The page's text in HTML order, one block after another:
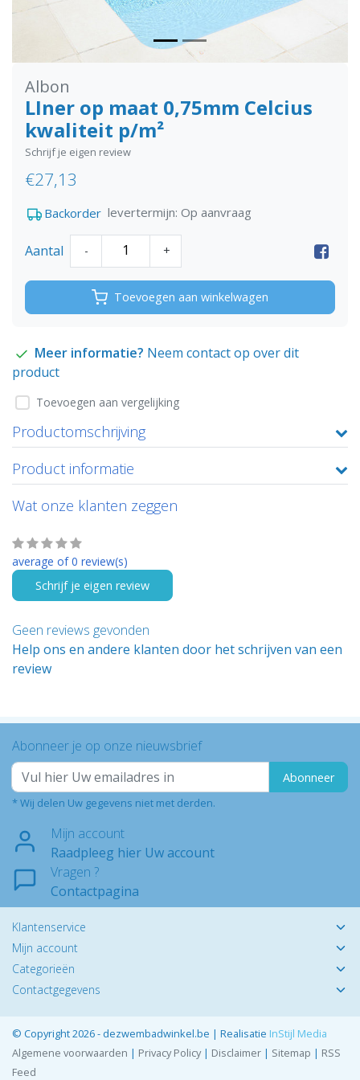
Albon
LIner op maat 0,75mm Celcius
kwaliteit p/m²
Schrijf je eigen review
€27,13
Backorder levertermijn: Op aanvraag
Aantal - +
Toevoegen aan winkelwagen
Meer informatie? Neem contact op over dit
product
Toevoegen aan vergelijking
Productomschrijving
Product informatie
Wat onze klanten zeggen
average of 0 review(s)
Schrijf je eigen review
Geen reviews gevonden
Help ons en andere klanten door het schrijven van een
review
Abonneer je op onze nieuwsbrief
Abonneer
* Wij delen Uw gegevens niet met derden.
Mijn account
Raadpleeg hier Uw account
Vragen ?
Contactpagina
Klantenservice
Mijn account
Categorieën
Contactgegevens
© Copyright 2026 - dezwembadwinkel.be | Realisatie InStijl Media
Algemene voorwaarden | Privacy Policy| Disclaimer | Sitemap | RSS
Feed